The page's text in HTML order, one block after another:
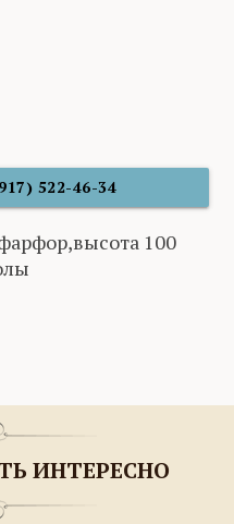
522-46-34
100
ИНТЕРЕСНО